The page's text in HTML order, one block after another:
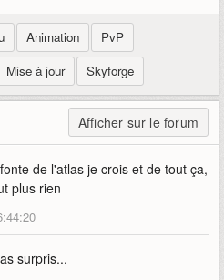
Animation
PvP
Mise à jour Skyforge
Afficher sur le forum
de l'atlas je crois et de tout ça,
plus rien
surpris...